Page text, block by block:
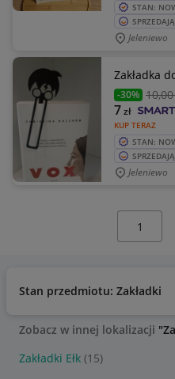
STAN:
Jeleniewo
Zakładka
-30% 10,00
KUP TERAZ
7zł
STAN:
Jeleniewo
Stan przedmiotu: Zakładki
Zobacz w innej lokalizacji
Zakładki Ełk (15)